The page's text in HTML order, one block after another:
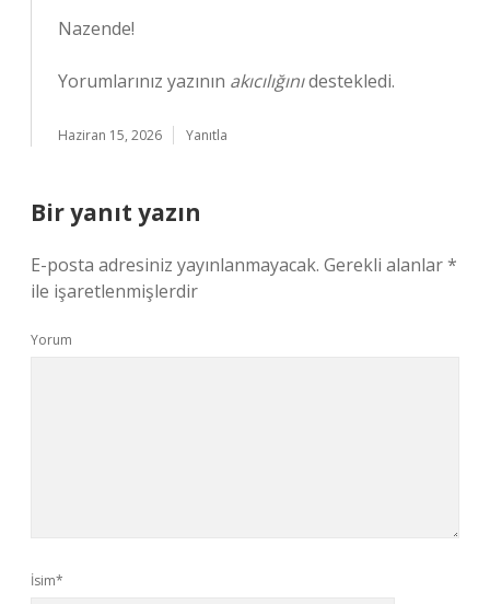
Nazende!
Yorumlarınız yazının akıcılığınıdestekledi.
Haziran 15, 2026 Yanıtla
Bir yanıt yazın
E-posta adresiniz yayınlanmayacak. Gerekli alanlar*
ile işaretlenmişlerdir
Yorum
İsim*